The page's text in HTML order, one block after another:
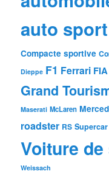
auto sport
Compacte sportive
Dieppe F1 Ferrari FIA
Grand
Maserati McLaren
roadster RS Supercar
Voiture
Weissach